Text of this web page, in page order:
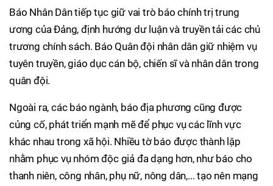
Báo Nhân Dân tiếp tục giữ vai trò báo chính trị trung
ương của Đảng, định hướng dư luận và truyền tải các chủ
trương chính sách. Báo Quân đội nhân dân giữ nhiệm vụ
tuyên truyền, giáo dục cán bộ, chiến sĩ và nhân dân trong
quân đội.
Ngoài ra, các báo ngành, báo địa phương cũng được
củng cố, phát triển mạnh mẽ để phục vụ các lĩnh vực
khác nhau trong xã hội. Nhiều tờ báo được thành lập
nhằm phục vụ nhóm độc giả đa dạng hơn, như báo cho
thanh niên, công nhân, phụ nữ, nông dân,... tạo nên mạng